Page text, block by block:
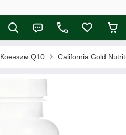
Коензим Q10 California Gold